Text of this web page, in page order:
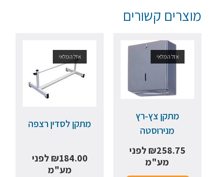
מוצרים קשורים
אזל המלאי
מתקן צץ-רץ
מנירוסטה
₪258.75
לפני
מע"מ
אזל המלאי
מתקן לסדין רצפה
₪184.00
לפני
מע"מ